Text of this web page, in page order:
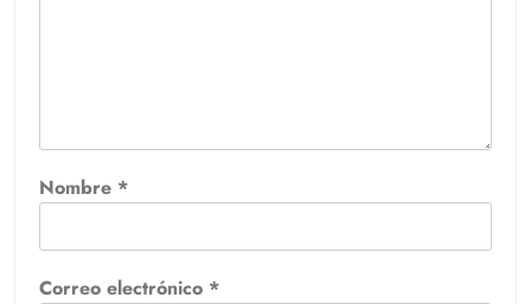
Nombre *
Correo electrónico *